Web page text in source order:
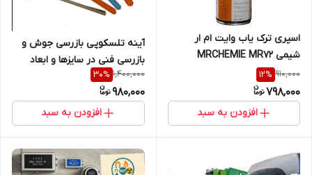
اسپری ترک یاب وایت ام ار
شیمی MRCHEMIE MR72
910,000
12%
798,000
افزودن به سبد
آینه تلسکوپی بازرسی جوش و
بازرسی فنی در سایزها و ابعاد
مختلف
1,400,000
30%
980,000
افزودن به سبد